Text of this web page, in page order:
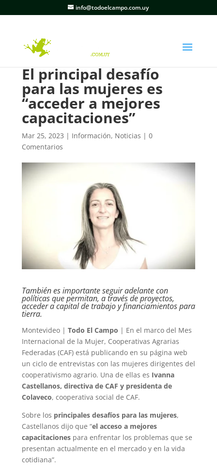
info@todoelcampo.com.uy
El principal desafío
para las mujeres es
“acceder a mejores
capacitaciones”
Mar 25, 2023 | Información, Noticias | 0
Comentarios
También es importante seguir adelante con
políticas que permitan, a través de proyectos,
acceder a capital de trabajo y financiamientos para
tierra.
Montevideo | Todo El Campo | En el marco del Mes
Internacional de la Mujer, Cooperativas Agrarias
Federadas (CAF) está publicando en su página web
un ciclo de entrevistas con las mujeres dirigentes del
cooperativismo agrario. Una de ellas es Ivanna
Castellanos, directiva de CAF y presidenta de
Colaveco, cooperativa social de CAF.
Sobre los principales desafíos para las mujeres,
Castellanos dijo que “el acceso a mejores
capacitacionespara enfrentar los problemas que se
presentan actualmente en el mercado y en la vida
cotidiana”.